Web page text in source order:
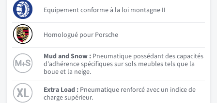
Equipement conforme à la loi montagne II
Homologué pour Porsche
Mud and Snow : Pneumatique possédant des capacités
d'adhérence spécifiques sur sols meubles tels que la
boue et la neige.
Extra Load : Pneumatique renforcé avec un indice de
charge supérieur.